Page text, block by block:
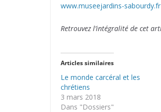
www.museejardins-sabourdy.fr
Retrouvez l’intégralité de cet
Articles similaires
Le monde carcéral et les
chrétiens
3 mars 2018
Dans "Dossiers"